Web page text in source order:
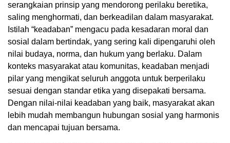
serangkaian prinsip yang mendorong perilaku beretika,
saling menghormati, dan berkeadilan dalam masyarakat.
Istilah “keadaban” mengacu pada kesadaran moral dan
sosial dalam bertindak, yang sering kali dipengaruhi oleh
nilai budaya, norma, dan hukum yang berlaku. Dalam
konteks masyarakat atau komunitas, keadaban menjadi
pilar yang mengikat seluruh anggota untuk berperilaku
sesuai dengan standar etika yang disepakati bersama.
Dengan nilai-nilai keadaban yang baik, masyarakat akan
lebih mudah membangun hubungan sosial yang harmonis
dan mencapai tujuan bersama.